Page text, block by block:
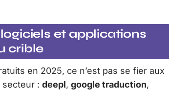
et applications
crible
en 2025, ce n’est pas se fier aux
secteur : deepl, google traduction,